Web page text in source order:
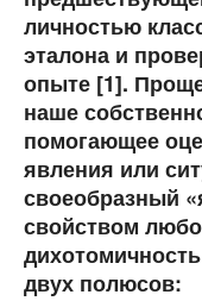
личностью
эталона и
опыте [1].
наше
помогающее
явления или
своеобразный
свойством
двух полюсов: